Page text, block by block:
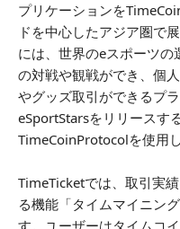
プリケーションを
ドを中心したアジア圏で
には、世界のeスポーツ
の対戦や観戦ができ、個
やグッズ取引ができるプ
eSportStarsをリリースす
TimeCoinProtocolを使用し
TimeTicketでは、取引実
る機能「タイムマイニン
す。ユーザーはタイムコ